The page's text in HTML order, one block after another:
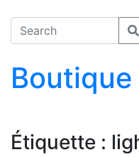
Boutique
Étiquette :